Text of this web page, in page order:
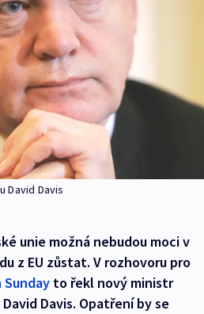
David Davis
unie možná nebudou moci v
z EU zůstat. V rozhovoru pro
Sunday to řekl nový ministr
Davis. Opatření by se